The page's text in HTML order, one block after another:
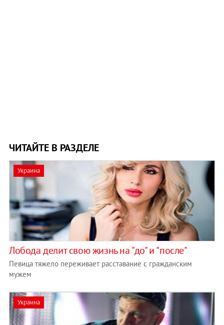
ЧИТАЙТЕ В РАЗДЕЛЕ
Украина
Лобода делит свою жизнь на "до" и "после"
Певица тяжело переживает расставание с гражданским
мужем
Украина